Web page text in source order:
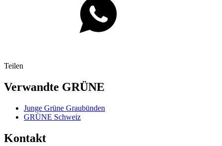
Teilen
Verwandte GRÜNE
Junge Grüne Graubünden
GRÜNE Schweiz
Kontakt